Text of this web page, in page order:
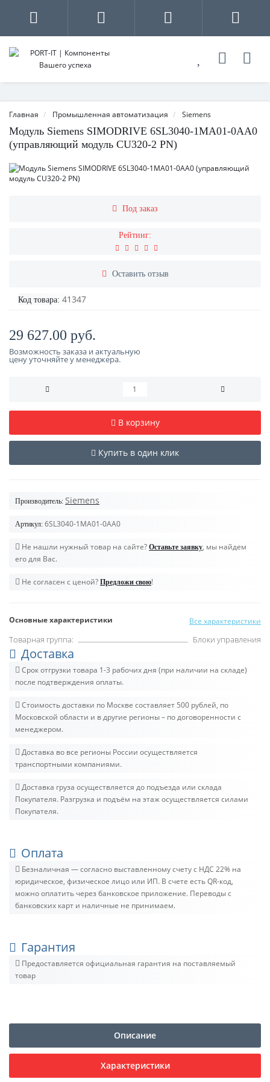
Главная Промышленная автоматизация Siemens
Модуль Siemens SIMODRIVE 6SL3040-1MA01-0AA0
(управляющий модуль CU320-2 PN)
Под заказ
Рейтинг:
Оставить отзыв
Код товара: 41347
29 627.00 руб.
Возможность заказа и актуальную
цену уточняйте у менеджера.
В корзину
Купить в один клик
Производитель: Siemens
Артикул: 6SL3040-1MA01-0AA0
Не нашли нужный товар на сайте? Оставьте заявку, мы найдем
его для Вас.
Не согласен с ценой? Предложи свою!
Основные характеристики Все характеристики
Товарная группа: Блоки управления
Доставка
Срок отгрузки товара 1-3 рабочих дня (при наличии на складе)
после подтверждения оплаты.
Стоимость доставки по Москве составляет 500 рублей, по
Московской области и в другие регионы – по договоренности с
менеджером.
Доставка во все регионы России осуществляется
транспортными компаниями.
Доставка груза осуществляется до подъезда или склада
Покупателя. Разгрузка и подъём на этаж осуществляется силами
Покупателя.
Оплата
Безналичная — согласно выставленному счету c НДС 22% на
юридическое, физическое лицо или ИП. В счете есть QR-код,
можно оплатить через банковское приложение. Переводы с
банковских карт и наличные не принимаем.
Гарантия
Предоставляется официальная гарантия на поставляемый
товар
Описание
Характеристики